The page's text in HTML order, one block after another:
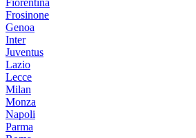
Fiorentina
Frosinone
Genoa
Inter
Juventus
Lazio
Lecce
Milan
Monza
Napoli
Parma